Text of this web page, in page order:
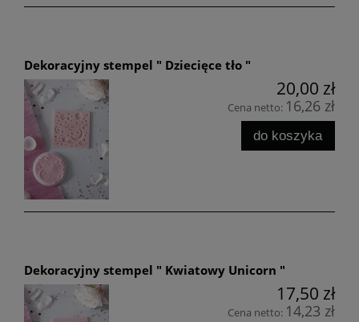
Dekoracyjny stempel " Dziecięce tło "
20,00 zł
Cena netto: 16,26 zł
do koszyka
Dekoracyjny stempel " Kwiatowy Unicorn "
17,50 zł
Cena netto: 14,23 zł